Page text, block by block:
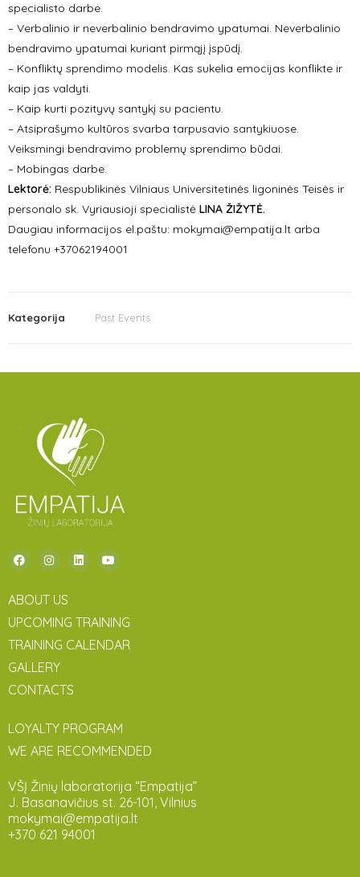
specialisto darbe.
– Verbalinio ir neverbalinio bendravimo ypatumai. Neverbalinio
bendravimo ypatumai kuriant pirmąjį įspūdį.
– Konfliktų sprendimo modelis. Kas sukelia emocijas konflikte ir
kaip jas valdyti.
– Kaip kurti pozityvų santykį su pacientu.
– Atsiprašymo kultūros svarba tarpusavio santykiuose.
Veiksmingi bendravimo problemų sprendimo būdai.
– Mobingas darbe.
Lektorė: Respublikinės Vilniaus Universitetinės ligoninės Teisės ir
personalo sk. Vyriausioji specialistė LINA ŽIŽYTĖ.
Daugiau informacijos el.paštu: mokymai@empatija.lt arba
telefonu +37062194001
Kategorija Past Events
ABOUT US
UPCOMING TRAINING
TRAINING CALENDAR
GALLERY
CONTACTS
LOYALTY PROGRAM
WE ARE RECOMMENDED
VŠĮ Žinių laboratorija “Empatija”
J. Basanavičius st. 26-101, Vilnius
mokymai@empatija.lt
+370 621 94001